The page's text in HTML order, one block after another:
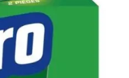
Ajouter